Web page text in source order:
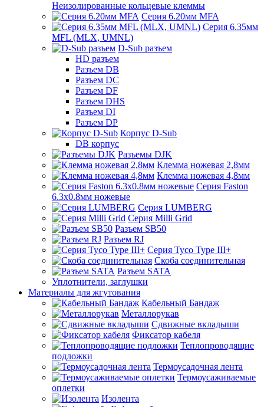
Неизолированные кольцевые клеммы
Серия 6.20мм MFA
Серия 6.35мм
MFL (MLX, UMNL)
D-Sub разъем
HD разъем
Разъем DB
Разъем DC
Разъем DF
Разъем DHS
Разъем DI
Разъем DP
Корпус D-Sub
DB корпус
Разъемы DJK
Клемма ножевая 2,8мм
Клемма ножевая 4,8мм
Серия Faston
6.3х0.8мм ножевые
Серия LUMBERG
Серия Milli Grid
Разъем SB50
Разъем RJ
Серия Tyco Type III+
Скоба соединительная
Разъем SATA
Уплотнители, заглушки
Материалы для жгутования
Кабельный Бандаж
Металлорукав
Сдвижные вкладыши
Фиксатор кабеля
Теплопроводящие
подложки
Термоусадочная лента
Термоусаживаемые
оплетки
Изолента